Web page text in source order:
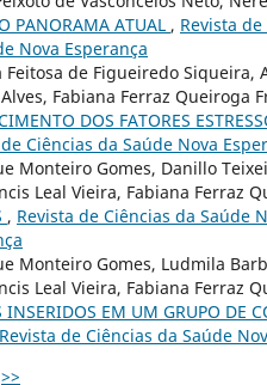
PANORAMA ATUAL , Revista
Nova Esperança
Feitosa de Figueiredo Siqueira,
Fabiana Ferraz Queiroga
DOS FATORES
Ciências da Saúde Nova
Monteiro Gomes, Danillo
Leal Vieira, Fabiana Ferraz
, Revista de Ciências da Saúde
Monteiro Gomes, Ludmila
Leal Vieira, Fabiana Ferraz
INSERIDOS EM UM GRUPO DE
de Ciências da Saúde
>>